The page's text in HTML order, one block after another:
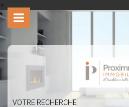
>
VOTRE RECHERCHE